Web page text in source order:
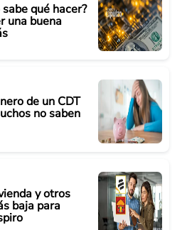
qué hacer?
una buena
de un CDT
no saben
y otros
baja para